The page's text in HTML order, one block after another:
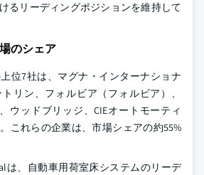
るリーディングポジションを維持して
のシェア
位7社は、マグナ・インターナショナ
リン、フォルビア（フォルビア）、
ウッドブリッジ、CIEオートモーティ
これらの企業は、市場シェアの約55%
は、自動車用荷室床システムのリーデ